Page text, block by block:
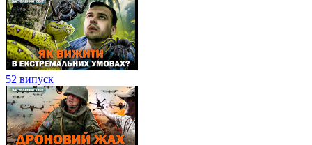
52 випуск